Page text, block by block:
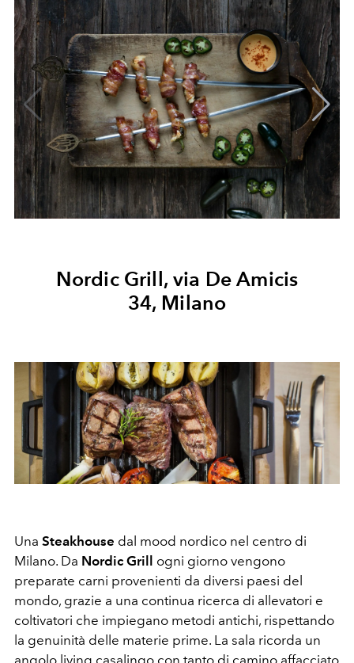
Nordic Grill, via De Amicis
34, Milano
Una Steakhouse dal mood nordico nel centro di
Milano. Da Nordic Grill ogni giorno vengono
preparate carni provenienti da diversi paesi del
mondo, grazie a una continua ricerca di allevatori e
coltivatori che impiegano metodi antichi, rispettando
la genuinità delle materie prime. La sala ricorda un